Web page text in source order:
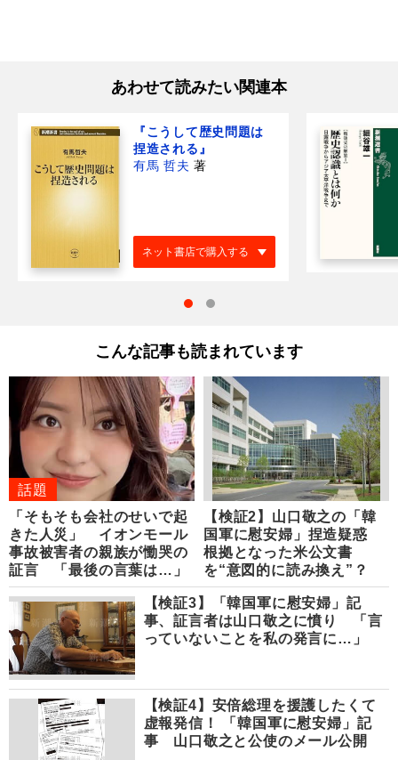
あわせて読みたい関連本
『こうして歴史問題は
捏造される』
有馬 哲夫 著
ネット書店で購入する
こんな記事も読まれています
話題
「そもそも会社のせいで起
きた人災」 イオンモール
事故被害者の親族が慟哭の
証言 「最後の言葉は…」
【検証2】山口敬之の「韓
国軍に慰安婦」捏造疑惑
根拠となった米公文書
を“意図的に読み換え”？
【検証3】「韓国軍に慰安婦」記
事、証言者は山口敬之に憤り 「言
っていないことを私の発言に…」
【検証4】安倍総理を援護したくて
虚報発信！ 「韓国軍に慰安婦」記
事 山口敬之と公使のメール公開